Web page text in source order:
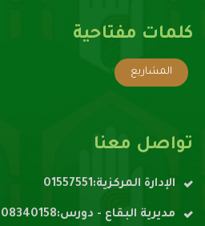
كلمات مفتاحية
المشاريع
تواصل معنا
الإدارة المركزية:01557551
مديرية البقاع - دورس:08340158